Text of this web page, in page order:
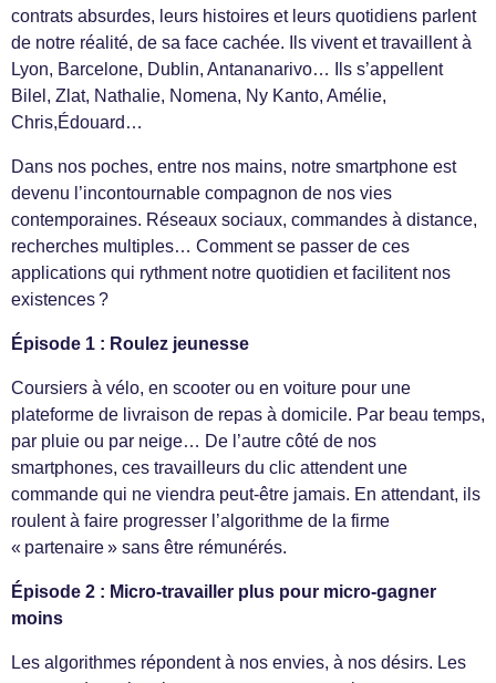
contrats absurdes, leurs histoires et leurs quotidiens parlent
de notre réalité, de sa face cachée. Ils vivent et travaillent à
Lyon, Barcelone, Dublin, Antananarivo… Ils s’appellent
Bilel, Zlat, Nathalie, Nomena, Ny Kanto, Amélie,
Chris,Édouard…
Dans nos poches, entre nos mains, notre smartphone est
devenu l’incontournable compagnon de nos vies
contemporaines. Réseaux sociaux, commandes à distance,
recherches multiples… Comment se passer de ces
applications qui rythment notre quotidien et facilitent nos
existences ?
Épisode 1 : Roulez jeunesse
Coursiers à vélo, en scooter ou en voiture pour une
plateforme de livraison de repas à domicile. Par beau temps,
par pluie ou par neige… De l’autre côté de nos
smartphones, ces travailleurs du clic attendent une
commande qui ne viendra peut-être jamais. En attendant, ils
roulent à faire progresser l’algorithme de la firme
« partenaire » sans être rémunérés.
Épisode 2 : Micro-travailler plus pour micro-gagner
moins
Les algorithmes répondent à nos envies, à nos désirs. Les